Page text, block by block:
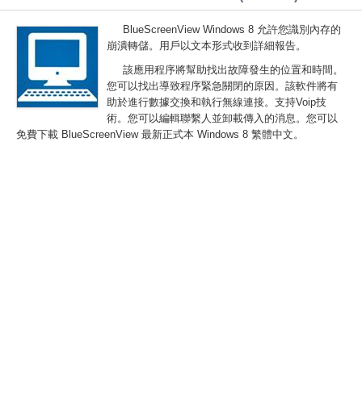
BlueScreenView Windows 8 允許您識別內存的
崩潰轉儲。用戶以文本形式收到詳細報告。
該應用程序將幫助找出故障發生的位置和時間。
您可以找出導致程序緊急關閉的原因。該軟件將有
助於進行數據交換和執行無線連接。支持Voip技
術。您可以編輯聯繫人並卸載傳入的消息。您可以
免費下載 BlueScreenView 最新正式本 Windows 8 繁體中文。